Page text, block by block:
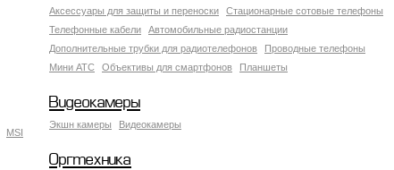
Аксессуары для защиты и переноски
Стационарные сотовые телефоны
Телефонные кабели
Автомобильные радиостанции
Дополнительные трубки для радиотелефонов
Проводные телефоны
Мини АТС
Объективы для смартфонов Планшеты
Видеокамеры
Экшн камеры Видеокамеры
MSI
Оргтехника